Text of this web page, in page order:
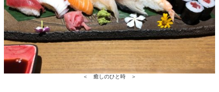
＜ 癒しのひと時 ＞